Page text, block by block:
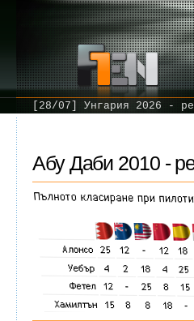
[28/07] Унгария 2026 -
Абу Даби 2010 -